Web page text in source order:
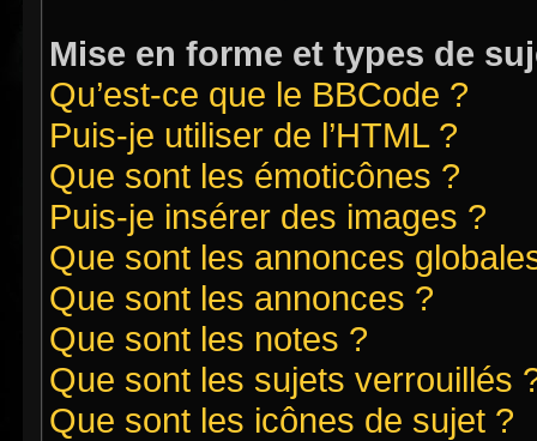
Mise en forme et types de
Qu’est-ce que le BBCode ?
Puis-je utiliser de l’HTML ?
Que sont les émoticônes ?
Puis-je insérer des images ?
Que sont les annonces
Que sont les annonces ?
Que sont les notes ?
Que sont les sujets verrouillés
Que sont les icônes de sujet ?